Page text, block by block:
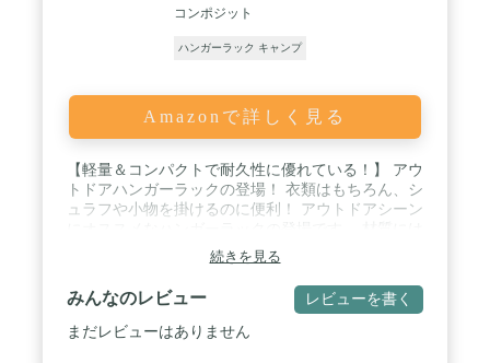
コンポジット
ハンガーラック キャンプ
Amazonで詳しく見る
【軽量＆コンパクトで耐久性に優れている！】 アウ
トドアハンガーラックの登場！ 衣類はもちろん、シ
ュラフや小物を掛けるのに便利！ アウトドアシーン
軽量で強度あるA7075超々ジュラルミンを採用し、
コンパクトに収納することができる優れたアイテ
ム！ / 【様々なシーンで使えるハンガーラック】 ・
アウターなどの衣類を掛けるのに ・洗った食器や小
物などを掛けておくのに ・使用後のシュラフを干し
続きを見る
みんなのレビュー レビューを書く
まだレビューはありません